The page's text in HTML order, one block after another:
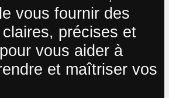
vous fournir des
précises et
vous aider à
et maîtriser vos